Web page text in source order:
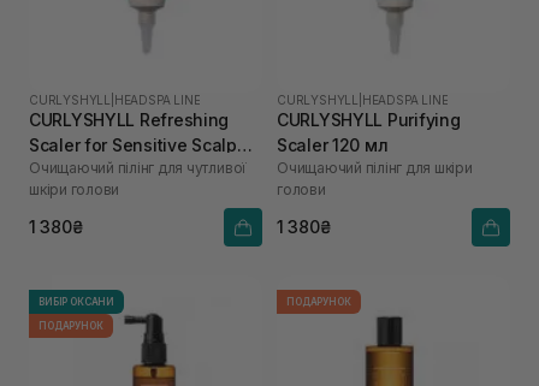
CURLYSHYLL HEADSPA LINE
CURLYSHYLL Refreshing
Scaler for Sensitive Scalp
120 мл
Очищаючий пілінг для чутливої
шкіри голови
1 380₴
CURLYSHYLL HEADSPA LINE
CURLYSHYLL Purifying
Scaler 120 мл
Очищаючий пілінг для шкіри
голови
1 380₴
ВИБІР ОКСАНИ
ПОДАРУНОК
ПОДАРУНОК